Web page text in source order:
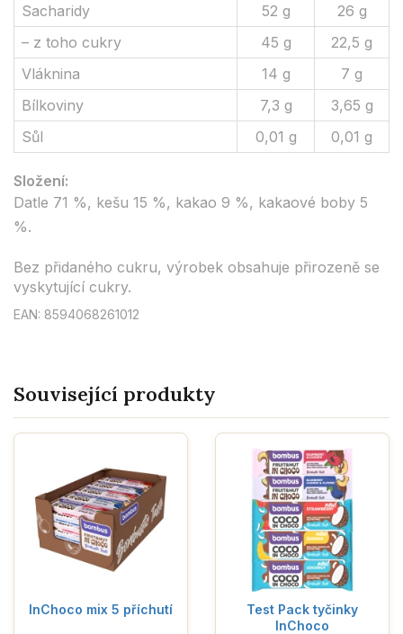
Sacharidy 52 g
26 g
– z toho cukry
45 g
22,5 g
Vláknina
14 g
7 g
Bílkoviny
7,3 g
3,65 g
Sůl
0,01 g 0,01 g
Složení:
Datle 71 %, kešu 15 %, kakao 9 %, kakaové boby 5
%.
Bez přidaného cukru, výrobek obsahuje přirozeně se
vyskytující cukry.
EAN: 8594068261012
Související produkty
InChoco mix 5 příchutí
Test Pack tyčinky
InChoco